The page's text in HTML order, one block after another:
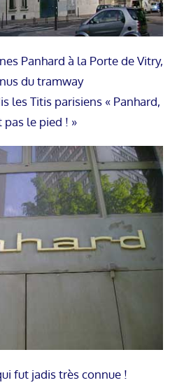
Panhard à la Porte de Vitry,
du tramway
les Titis parisiens « Panhard,
pas le pied ! »
fut jadis très connue !